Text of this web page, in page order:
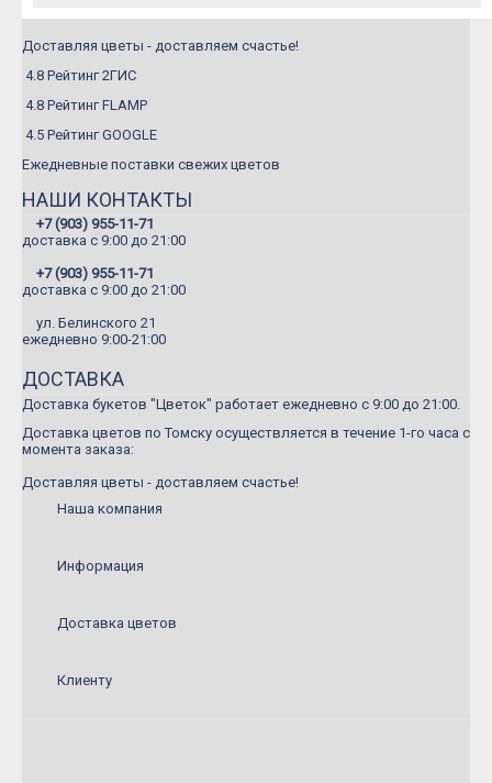
Букеты с гвоздикой
Летние букеты
Букеты с герберой
Букеты с тюльпанами
Букеты с пионами
Букеты с орхидеей
Цветы
Композиции
Игрушки
Конфеты и сладкие подарки
Доставляя цветы - доставляем счастье!
4.8 Рейтинг 2ГИС
4.8 Рейтинг FLAMP
4.5 Рейтинг GOOGLE
Ежедневные поставки свежих цветов
НАШИ КОНТАКТЫ
+7 (903) 955-11-71
доставка c 9:00 до 21:00
+7 (903) 955-11-71
доставка c 9:00 до 21:00
ул. Белинского 21
ежедневно 9:00-21:00
ДОСТАВКА
Доставка букетов "Цветок" работает ежедневно с 9:00 до 21:00.
Доставка цветов по Томску осуществляется в течение 1-го часа с
момента заказа:
Доставляя цветы - доставляем счастье!
Наша компания
Информация
Доставка цветов
Клиенту